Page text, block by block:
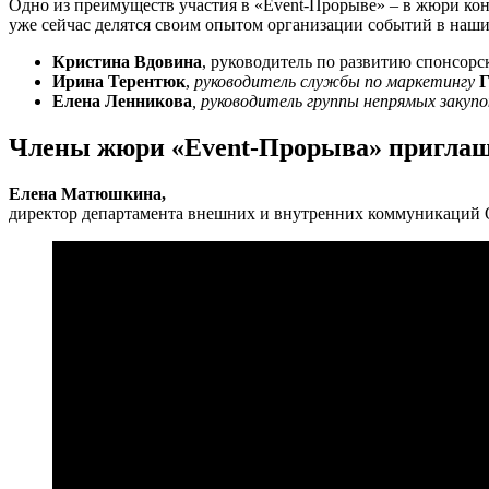
Одно из преимуществ участия в «Event-Прорыве» – в жюри
уже сейчас делятся своим опытом организации событий в
Кристина Вдовина, руководитель по развитию
Ирина Терентюк, руководитель службы по маркетингу
Елена Ленникова, руководитель группы непрямых
Члены жюри «Event-Прорыва»
Елена Матюшкина,
директор департамента внешних и внутренних